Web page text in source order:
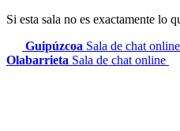
Si esta sala no es exactamente lo
Guipúzcoa Sala de chat online
Olabarrieta Sala de chat online